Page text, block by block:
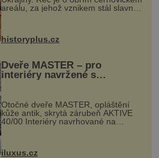
areálu, za jehož vznikem stál slavný
český architekt Josef Hlávka. Ten si
na něm dal mimořádně záležet. Jeho
historyplus.cz
Dveře MASTER – pro
interiéry navržené s
rozumem i vášní!
Otočné dveře MASTER, opláštění
kůže antik, skrytá zárubeň AKTIVE
40/00 Interiéry navrhované na
zakázku často vyžadují atypické
rozměry nejen nábytku, ale i
dnes umož...
iluxus.cz